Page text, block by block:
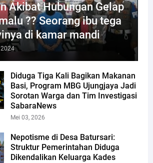
Akibat Hubungan Gelap
?? Seorang ibu tega
di kamar mandi
Diduga Tiga Kali Bagikan Makanan
Basi, Program MBG Ujungjaya Jadi
Sorotan Warga dan Tim Investigasi
SabaraNews
Mei 03, 2026
Nepotisme di Desa Batursari:
Struktur Pemerintahan Diduga
Dikendalikan Keluarga Kades